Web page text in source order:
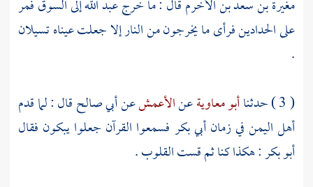
مغيرة بن سعد بن الأخرمقال : ما خرجعبد اللهإلى السوق فمر
على الحدادين فرأى ما يخرجون من النار إلا جعلت عيناه تسيلان
.
( 3 ) حدثنا
أبو معاويةعنالأعمشعنأبي صالحقال : لما قدم
أهلاليمنفي زمانأبي بكر فسمعوا القرآن جعلوا يبكون فقال
أبو بكر: هكذا كنا ثم قست القلوب .